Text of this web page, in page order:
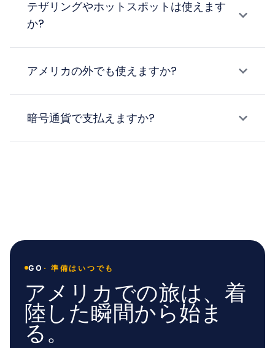
テザリングやホットスポットは使えます
か?
アメリカの外でも使えますか?
暗号通貨で支払えますか?
GO · 準備はいつでも
アメリカでの旅は、着
陸した瞬間から始ま
る。